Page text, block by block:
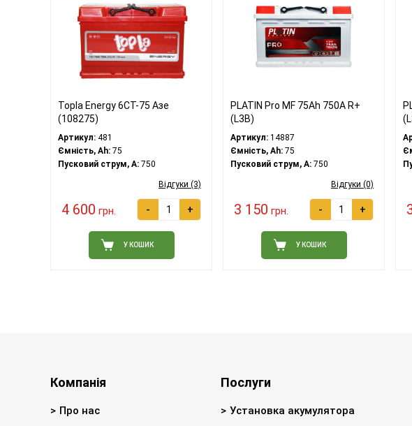
Topla Energy 6CT-75 Азе
(108275)
Артикул: 481
Ємність, Ah: 75
Пусковий струм, A: 750
Відгуки (3)
4 600 грн. - +
У КОШИК
PLATIN Pro MF 75Ah 750A R+
(L3В)
Артикул: 14887
Ємність, Ah: 75
Пусковий струм, A: 750
Відгуки (0)
3 150 грн. - +
У КОШИК
Компанія
Про нас
Послуги
Установка акумулятора